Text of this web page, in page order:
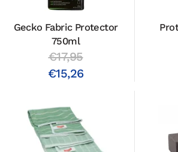
Gecko Fabric Protector
750ml
€17,95
€15,26